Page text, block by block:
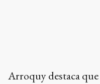
Arroquy destaca